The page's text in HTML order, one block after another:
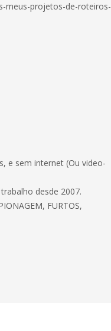
meus-projetos-de-roteiros-
e sem internet (Ou video-
desde 2007.
FURTOS,